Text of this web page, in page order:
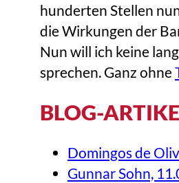
hunderten Stellen
die Wirkungen der
Nun will ich keine
sprechen. Ganz ohne
BLOG-
Domingos de
Gunnar Sohn,